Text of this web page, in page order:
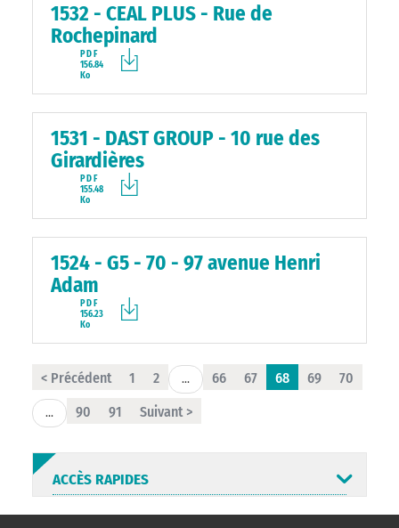
1532 - CEAL PLUS - Rue de
Rochepinard
PDF
156.84
Ko
1531 - DAST GROUP - 10 rue des
Girardières
PDF
155.48
Ko
1524 - G5 - 70 - 97 avenue Henri
Adam
PDF
156.23
Ko
< Précédent 1 2 ... 66 67 68 69 70
... 90 91 Suivant >
ACCÈS RAPIDES